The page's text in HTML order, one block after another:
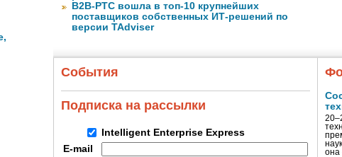
B2B-РТС вошла в топ-10 крупнейших
поставщиков собственных ИТ-решений по
версии TAdviser
События
Подписка на рассылки
Intelligent Enterprise Express
E-mail
она